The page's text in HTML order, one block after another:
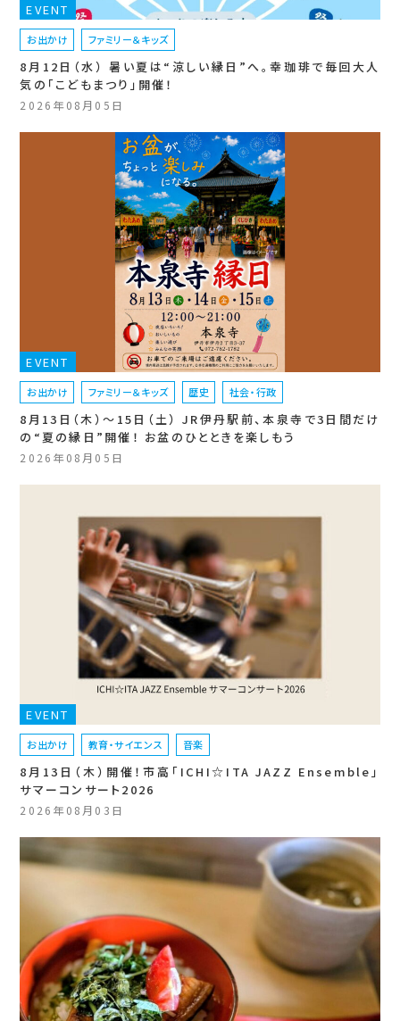
EVENT
お出かけ ファミリー＆キッズ
8月12日（水） 暑い夏は“涼しい縁日”へ。幸珈琲で毎回大人
気の「こどもまつり」開催！
2026年08月05日
EVENT
お出かけ ファミリー＆キッズ 歴史 社会・行政
8月13日（木）〜15日（土） JR伊丹駅前、本泉寺で3日間だけ
の“夏の縁日”開催！ お盆のひとときを楽しもう
2026年08月05日
EVENT
お出かけ 教育・サイエンス 音楽
8月13日（木）開催！市高「ICHI☆ITA JAZZ Ensemble」
サマーコンサート2026
2026年08月03日